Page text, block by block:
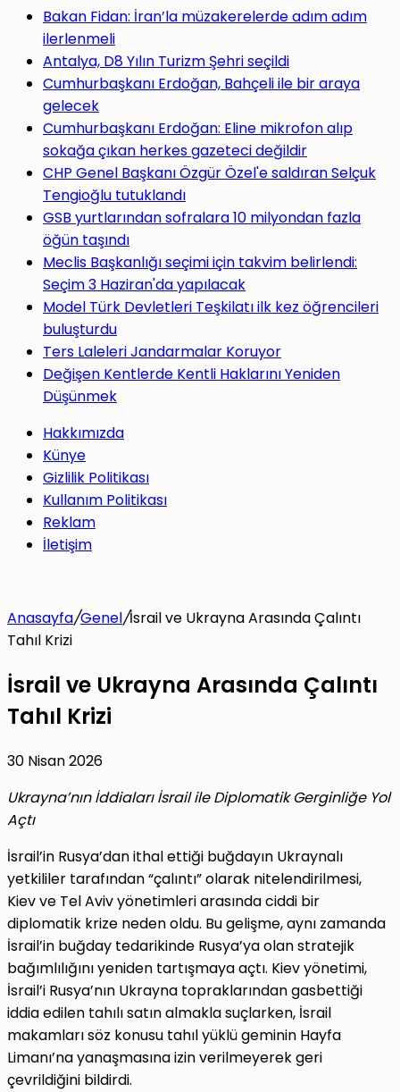
yap
...
Bakan Fidan: İran’la müzakerelerde adım adım
ilerlenmeli
Antalya, D8 Yılın Turizm Şehri seçildi
Cumhurbaşkanı Erdoğan, Bahçeli ile bir araya
gelecek
Cumhurbaşkanı Erdoğan: Eline mikrofon alıp
sokağa çıkan herkes gazeteci değildir
CHP Genel Başkanı Özgür Özel'e saldıran Selçuk
Tengioğlu tutuklandı
GSB yurtlarından sofralara 10 milyondan fazla
öğün taşındı
Meclis Başkanlığı seçimi için takvim belirlendi:
Seçim 3 Haziran'da yapılacak
Model Türk Devletleri Teşkilatı ilk kez öğrencileri
buluşturdu
Ters Laleleri Jandarmalar Koruyor
Değişen Kentlerde Kentli Haklarını Yeniden
Düşünmek
Hakkımızda
Künye
Gizlilik Politikası
Kullanım Politikası
Reklam
İletişim
Anasayfa/Genel/İsrail ve Ukrayna Arasında Çalıntı
Tahıl Krizi
İsrail ve Ukrayna Arasında Çalıntı
Tahıl Krizi
30 Nisan 2026
Ukrayna’nın İddiaları İsrail ile Diplomatik Gerginliğe Yol
Açtı
İsrail’in Rusya’dan ithal ettiği buğdayın Ukraynalı
yetkililer tarafından “çalıntı” olarak nitelendirilmesi,
Kiev ve Tel Aviv yönetimleri arasında ciddi bir
diplomatik krize neden oldu. Bu gelişme, aynı zamanda
İsrail’in buğday tedarikinde Rusya’ya olan stratejik
bağımlılığını yeniden tartışmaya açtı. Kiev yönetimi,
İsrail’i Rusya’nın Ukrayna topraklarından gasbettiği
iddia edilen tahılı satın almakla suçlarken, İsrail
makamları söz konusu tahıl yüklü geminin Hayfa
Limanı’na yanaşmasına izin verilmeyerek geri
çevrildiğini bildirdi.